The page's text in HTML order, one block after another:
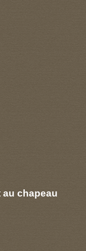
chapeau